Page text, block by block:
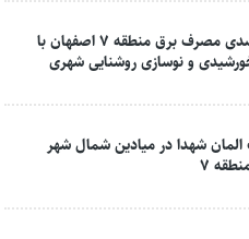
کاهش ۱۵ درصدی مصرف برق منطقه ۷ اصفهان با
و نوسازی روشنایی شهری
شهدا در میادین شمال شهر
۷